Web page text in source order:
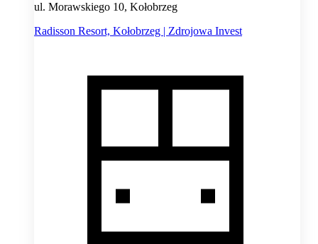
ul. Morawskiego 10, Kołobrzeg
Radisson Resort, Kołobrzeg | Zdrojowa Invest